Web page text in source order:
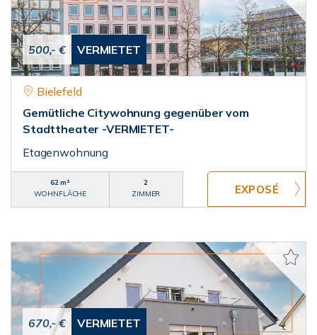
500,- € VERMIETET
Bielefeld
Gemütliche Citywohnung gegenüber vom
Stadttheater -VERMIETET-
Etagenwohnung
62 m²
WOHNFLÄCHE
2
ZIMMER
670,- € VERMIETET